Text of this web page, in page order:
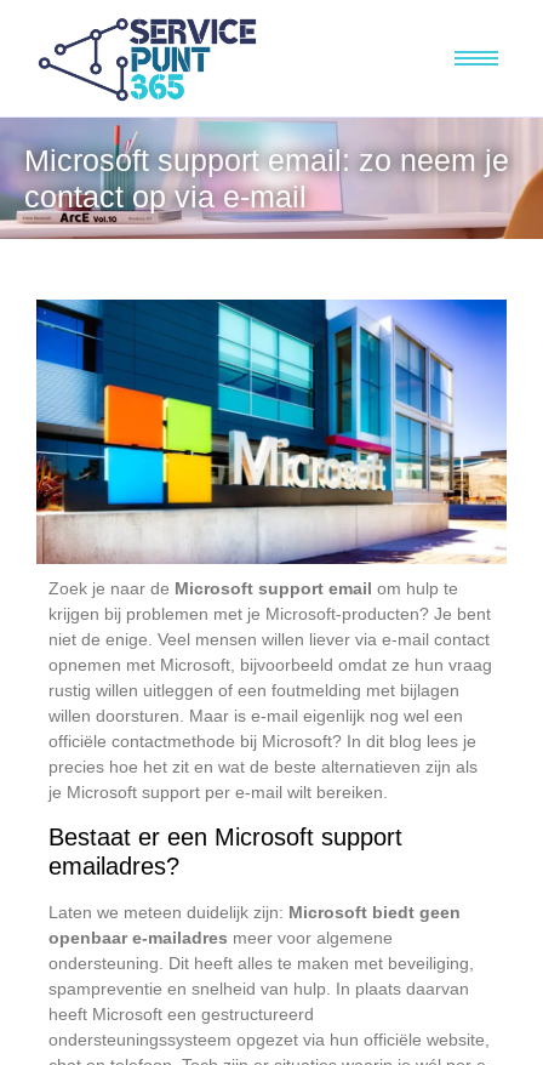
Microsoft support email: zo neem je
contact op via e-mail
Zoek je naar de Microsoft support email om hulp te
krijgen bij problemen met je Microsoft-producten? Je bent
niet de enige. Veel mensen willen liever via e-mail contact
opnemen met Microsoft, bijvoorbeeld omdat ze hun vraag
rustig willen uitleggen of een foutmelding met bijlagen
willen doorsturen. Maar is e-mail eigenlijk nog wel een
officiële contactmethode bij Microsoft? In dit blog lees je
precies hoe het zit en wat de beste alternatieven zijn als
je Microsoft support per e-mail wilt bereiken.
Bestaat er een Microsoft support
emailadres?
Laten we meteen duidelijk zijn: Microsoft biedt geen
openbaar e-mailadres meer voor algemene
ondersteuning. Dit heeft alles te maken met beveiliging,
spampreventie en snelheid van hulp. In plaats daarvan
heeft Microsoft een gestructureerd
ondersteuningssysteem opgezet via hun officiële website,